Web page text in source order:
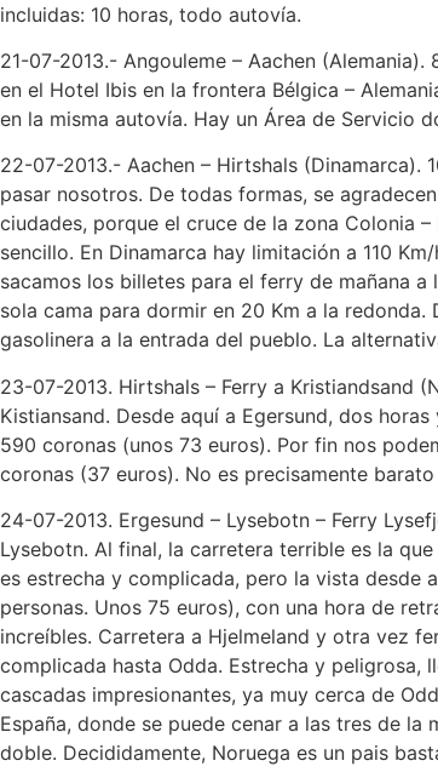
incluidas: 10 horas, todo autovía.
21-07-2013.- Angouleme – Aachen
en el Hotel Ibis en la frontera Bélgica –
en la misma autovía. Hay un Área de Servicio
22-07-2013.- Aachen – Hirtshals (Dinamarca).
pasar nosotros. De todas formas, se
ciudades, porque el cruce de la zona Colonia
sencillo. En Dinamarca hay limitación a 110
sacamos los billetes para el ferry de mañana
sola cama para dormir en 20 Km a la
gasolinera a la entrada del pueblo. La
23-07-2013. Hirtshals – Ferry a Kristiandsand
Kistiansand. Desde aquí a Egersund, dos
590 coronas (unos 73 euros). Por fin nos
coronas (37 euros). No es precisamente
24-07-2013. Ergesund – Lysebotn – Ferry
Lysebotn. Al final, la carretera terrible es la
es estrecha y complicada, pero la vista desde
personas. Unos 75 euros), con una hora de
increíbles. Carretera a Hjelmeland y otra vez
complicada hasta Odda. Estrecha y peligrosa,
cascadas impresionantes, ya muy cerca de
España, donde se puede cenar a las tres de
doble. Decididamente, Noruega es un pais